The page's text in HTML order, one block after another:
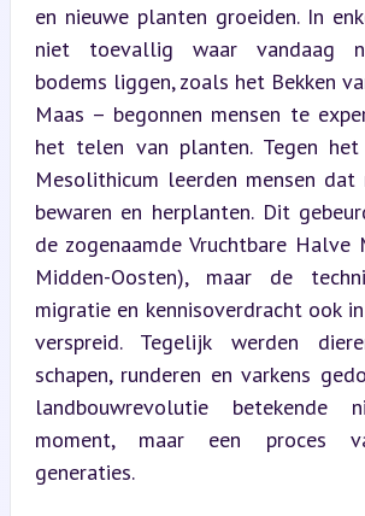
en nieuwe planten groeiden. In
niet toevallig waar vandaag
bodems liggen, zoals het Bekken
Maas – begonnen mensen te
het telen van planten. Tegen
Mesolithicum leerden mensen dat
bewaren en herplanten. Dit
de zogenaamde Vruchtbare Halve
Midden-Oosten), maar de
migratie en kennisoverdracht ook
verspreid. Tegelijk werden
schapen, runderen en varkens
landbouwrevolutie
moment, maar een proces
generaties.